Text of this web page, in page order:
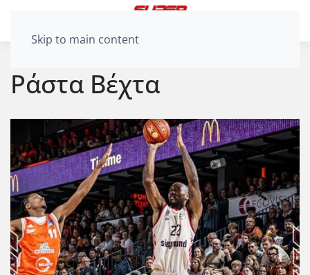
Skip to main content
Ράστα Βέχτα